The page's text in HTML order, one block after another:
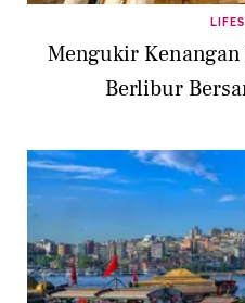
Mengukir
Berlibur